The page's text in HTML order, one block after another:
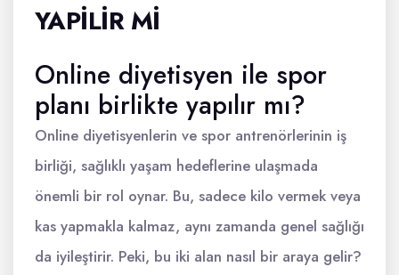
YAPILIR MI
Online diyetisyen ile spor
planı birlikte yapılır mı?
Online diyetisyenlerin ve spor antrenörlerinin iş
birliği, sağlıklı yaşam hedeflerine ulaşmada
önemli bir rol oynar. Bu, sadece kilo vermek veya
kas yapmakla kalmaz, aynı zamanda genel sağlığı
da iyileştirir. Peki, bu iki alan nasıl bir araya gelir?